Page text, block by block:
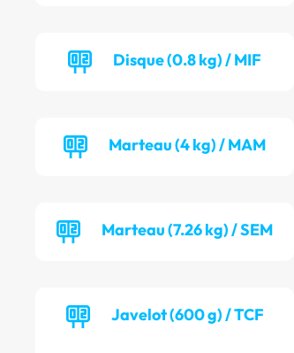
Disque (0.8 kg) / MIF
Marteau (4 kg) / MAM
Marteau (7.26 kg) / SEM
Javelot (600 g) / TCF